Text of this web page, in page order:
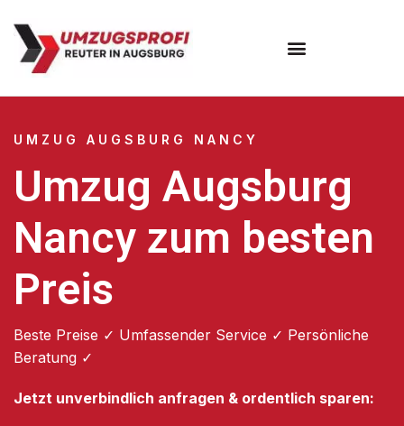
UMZUG AUGSBURG NANCY
Umzug Augsburg
Nancy zum besten
Preis
Beste Preise ✓ Umfassender Service ✓ Persönliche
Beratung ✓
Jetzt unverbindlich anfragen & ordentlich sparen: